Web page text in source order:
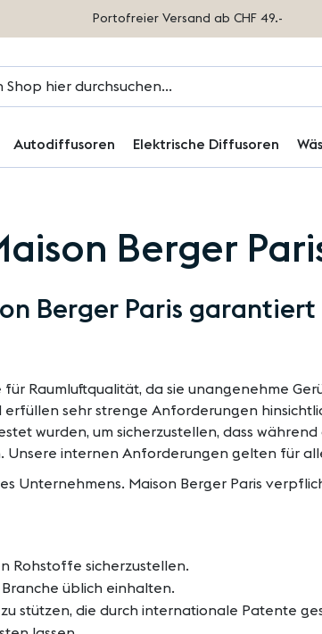
Portofreier Versand ab CHF 49.-
Autodiffusoren Elektrische Diffusoren
Berger
Berger Paris
Raumluftqualität, da sie unangenehme
sehr strenge Anforderungen
wurden, um sicherzustellen, dass
Unsere internen Anforderungen gelten für
Unternehmens. Maison Berger Paris
Rohstoffe sicherzustellen.
üblich einhalten.
stützen, die durch internationale Patente